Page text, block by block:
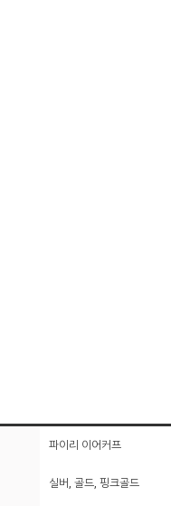
파이리 이어커프
실버, 골드, 핑크골드